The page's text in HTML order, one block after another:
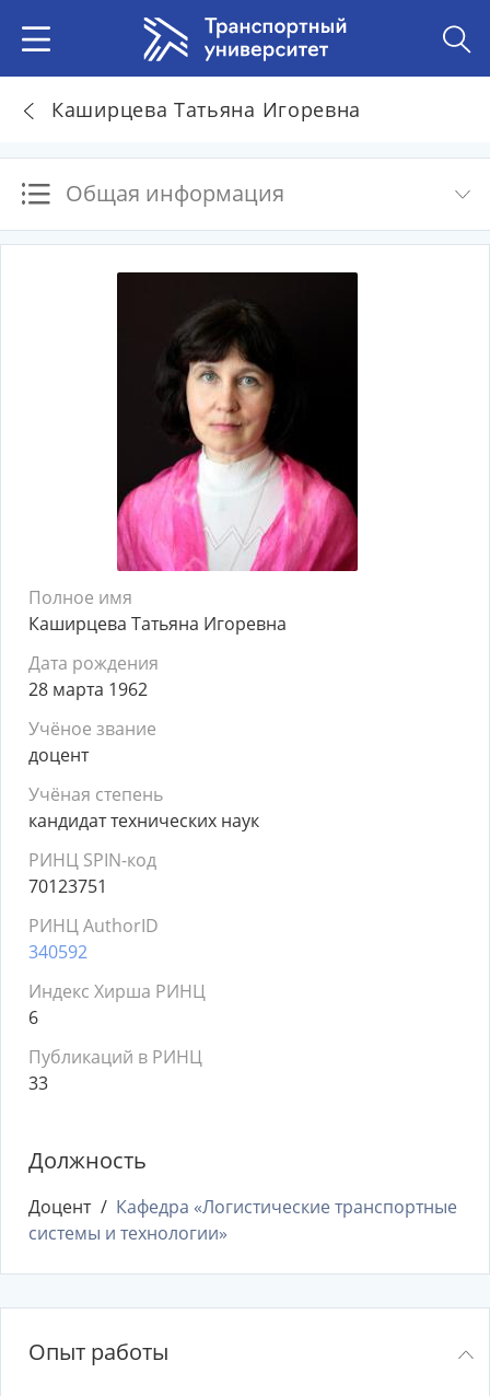
Каширцева Татьяна Игоревна
Общая информация
Полное имя
Каширцева Татьяна Игоревна
Дата рождения
28 марта 1962
Учёное звание
доцент
Учёная степень
кандидат технических наук
РИНЦ SPIN-код
70123751
РИНЦ AuthorID
340592
Индекс Хирша РИНЦ
6
Публикаций в РИНЦ
33
Должность
Доцент
Кафедра «Логистические транспортные
системы и технологии»
Опыт работы